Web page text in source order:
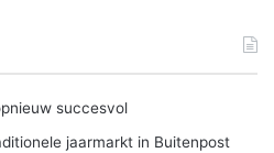
succesvol
jaarmarkt in Buitenpost